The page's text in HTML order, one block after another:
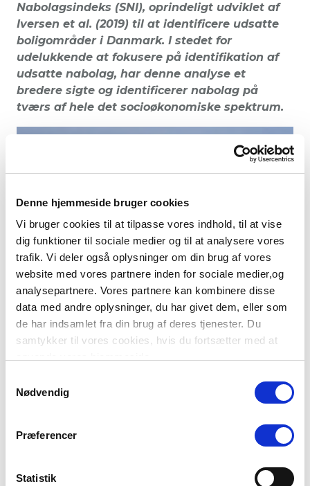
Denne hjemmeside bruger cookies
Vi bruger cookies til at tilpasse vores indhold, til at vise
dig funktioner til sociale medier og til at analysere vores
trafik. Vi deler også oplysninger om din brug af vores
website med vores partnere inden for sociale medier,og
analysepartnere. Vores partnere kan kombinere disse
data med andre oplysninger, du har givet dem, eller som
de har indsamlet fra din brug af deres tjenester. Du
samtykker til vores cookies, hvis du fortsætter med at
Nødvendig
Præferencer
Statistik
Nabolagsindeks (SNI), oprindeligt udviklet af
Iversen et al. (2019) til at identificere udsatte
boligområder i Danmark. I stedet for
udelukkende at fokusere på identifikation af
udsatte nabolag, har denne analyse et
bredere sigte og identificerer nabolag på
tværs af hele det socioøkonomiske spektrum.
Flere danskere - nye
behov og strukturer
I de senere år er boligpolitikken blevet
for boligmarkedet udvikler sig vidt forskelligt
hvad man skal stille op med boligmangel, og